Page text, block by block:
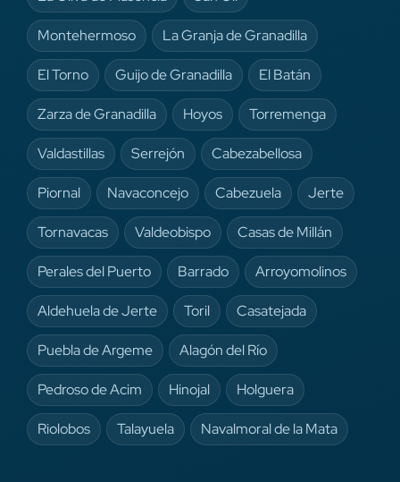
Montehermoso La Granja de Granadilla
El Torno Guijo de Granadilla El Batán
Zarza de Granadilla Hoyos Torremenga
Valdastillas Serrejón Cabezabellosa
Piornal Navaconcejo Cabezuela Jerte
Tornavacas Valdeobispo Casas de Millán
Perales del Puerto Barrado Arroyomolinos
Aldehuela de Jerte Toril Casatejada
Puebla de Argeme Alagón del Río
Pedroso de Acim Hinojal Holguera
Riolobos Talayuela Navalmoral de la Mata